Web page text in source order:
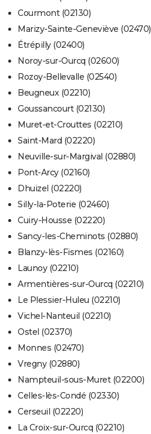
Courmont (02130)
Marizy-Sainte-Geneviève (02470)
Étrépilly (02400)
Noroy-sur-Ourcq (02600)
Rozoy-Bellevalle (02540)
Beugneux (02210)
Goussancourt (02130)
Muret-et-Crouttes (02210)
Saint-Mard (02220)
Neuville-sur-Margival (02880)
Pont-Arcy (02160)
Dhuizel (02220)
Silly-la-Poterie (02460)
Cuiry-Housse (02220)
Sancy-les-Cheminots (02880)
Blanzy-lès-Fismes (02160)
Launoy (02210)
Armentières-sur-Ourcq (02210)
Le Plessier-Huleu (02210)
Vichel-Nanteuil (02210)
Ostel (02370)
Monnes (02470)
Vregny (02880)
Nampteuil-sous-Muret (02200)
Celles-lès-Condé (02330)
Cerseuil (02220)
La Croix-sur-Ourcq (02210)